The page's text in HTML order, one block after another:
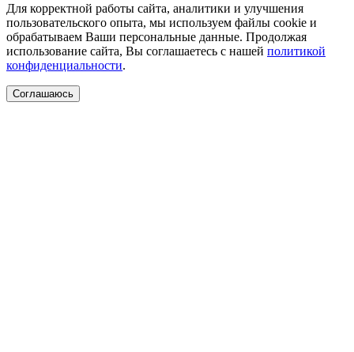
Для корректной работы сайта, аналитики и улучшения
пользовательского опыта, мы используем файлы cookie и
обрабатываем Ваши персональные данные. Продолжая
использование сайта, Вы соглашаетесь с нашей политикой
конфиденциальности.
Соглашаюсь